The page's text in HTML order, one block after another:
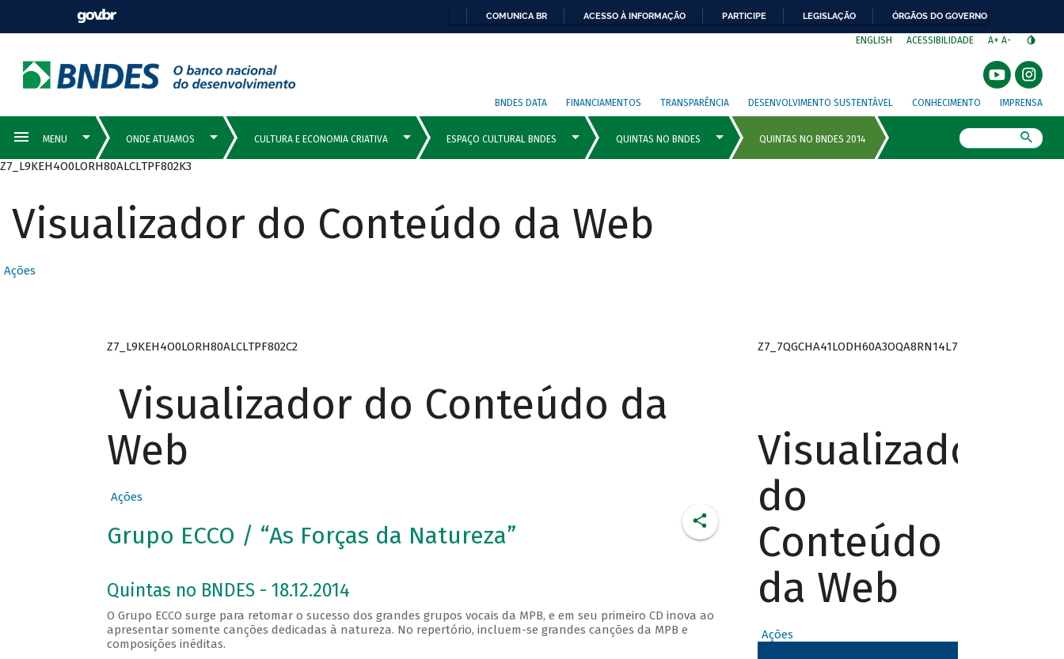
COMUNICA BR ACESSO À INFORMAÇÃO PARTICIPE LEGISLAÇÃO ÓRGÃOS DO GOVERNO
ENGLISH ACESSIBILIDADE A+ A-
BNDES DATA FINANCIAMENTOS TRANSPARÊNCIA DESENVOLVIMENTO SUSTENTÁVEL CONHECIMENTO IMPRENSA
Z7_L9KEH4O0LORH80ALCLTPF802K3
Visualizador do Conteúdo da Web
Ações
Z7_L9KEH4O0LORH80ALCLTPF802C2
Visualizador do Conteúdo da
Web
Ações
Grupo ECCO / “As Forças da Natureza”
Quintas no BNDES - 18.12.2014
O Grupo ECCO surge para retomar o sucesso dos grandes grupos vocais da MPB, e em seu primeiro CD inova ao
apresentar somente canções dedicadas à natureza. No repertório, incluem-se grandes canções da MPB e
composições inéditas.
Z7_7QGCHA41LODH60A3OQA8RN14L7
Visualizador
do
Conteúdo
da Web
Ações